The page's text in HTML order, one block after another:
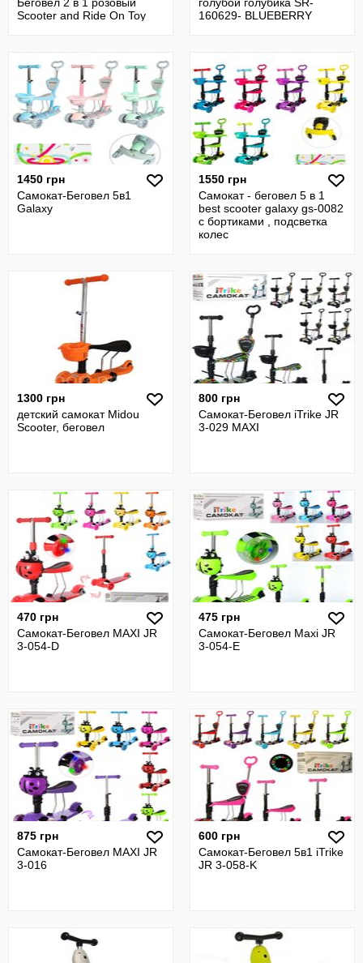
Scooter and Ride On Toy
160629- BLUEBERRY
1450 грн
Самокат-Беговел 5в1
Galaxy
1550 грн
Самокат - беговел 5 в 1
best scooter galaxy gs-0082
с бортиками , подсветка
колес
1300 грн
детский самокат Midou
Scooter, беговел
800 грн
Самокат-Беговел iTrike JR
3-029 MAXI
470 грн
Самокат-Беговел MAXI JR
3-054-D
475 грн
Самокат-Беговел Maxi JR
3-054-E
875 грн
Самокат-Беговел MAXI JR
3-016
600 грн
Самокат-Беговел 5в1 iTrike
JR 3-058-K